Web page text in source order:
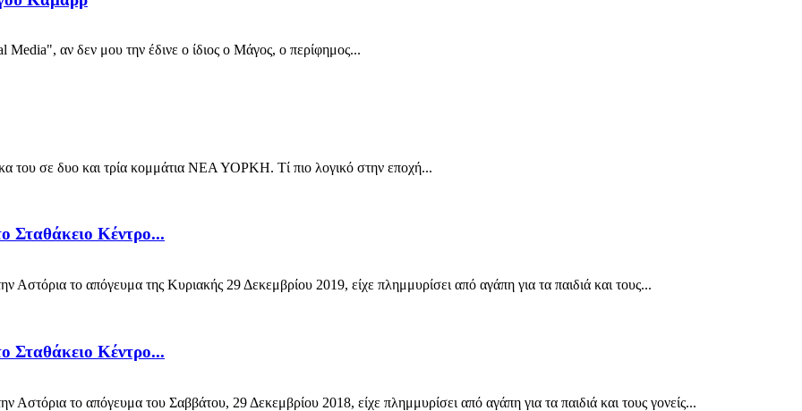
αν δεν μου την έδινε ο ίδιος ο Μάγος, ο περίφημος...
του σε δυο και τρία κομμάτια NEΑ ΥΟΡΚΗ. Τί πιο λογικό στην εποχή...
Σταθάκειο Κέντρο...
το απόγευμα της Κυριακής 29 Δεκεμβρίου 2019, είχε πλημμυρίσει από αγάπη για τα παιδιά και τους...
Σταθάκειο Κέντρο...
το απόγευμα του Σαββάτου, 29 Δεκεμβρίου 2018, είχε πλημμυρίσει από αγάπη για τα παιδιά και τους γονείς...